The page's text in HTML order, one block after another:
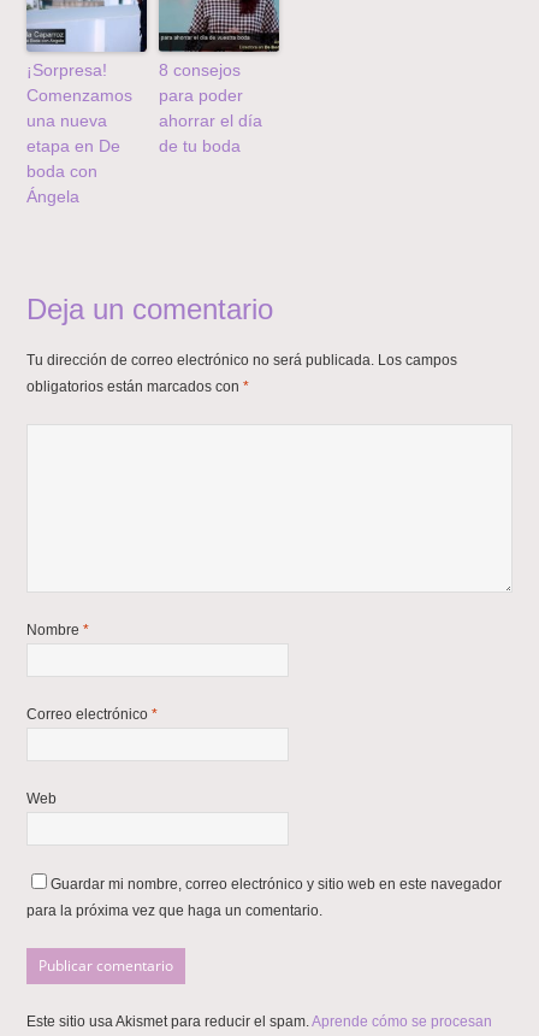
¡Sorpresa!
Comenzamos
una nueva
etapa en De
boda con
Ángela
8 consejos
para poder
ahorrar el día
de tu boda
Deja un comentario
Tu dirección de correo electrónico no será publicada. Los campos
obligatorios están marcados con*
Nombre*
Correo electrónico*
Web
Guardar mi nombre, correo electrónico y sitio web en este navegador
para la próxima vez que haga un comentario.
Este sitio usa Akismet para reducir el spam.Aprende cómo se procesan